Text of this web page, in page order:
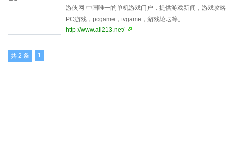
游侠网-中国唯一的单机游戏门户，提供游戏新闻，游戏攻
PC游戏，pcgame，tvgame，游戏论坛等。
http://www.ali213.net/
共 2 条 1